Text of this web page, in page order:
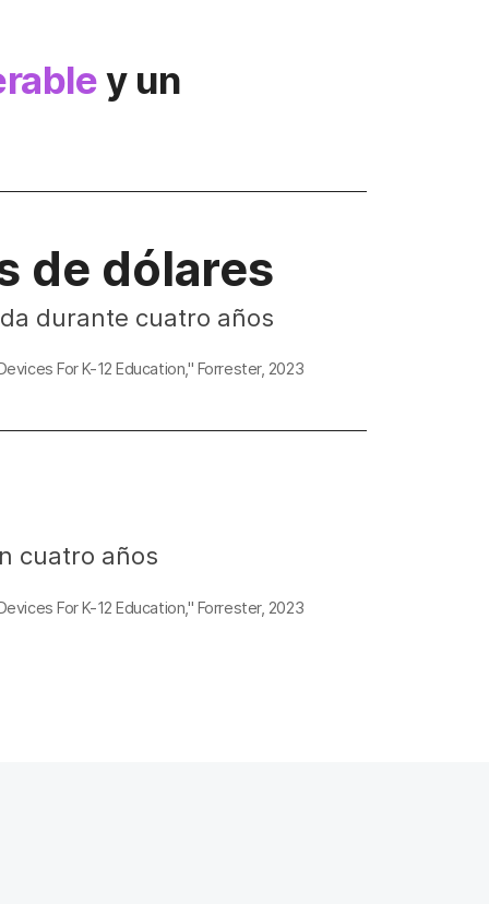
y un
de dólares
durante cuatro años
For K-12 Education," Forrester, 2023
cuatro años
For K-12 Education," Forrester, 2023